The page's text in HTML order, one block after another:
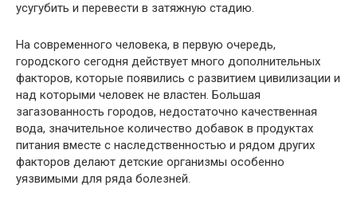
усугубить и перевести в затяжную стадию.
На современного человека, в первую очередь,
городского сегодня действует много дополнительных
факторов, которые появились с развитием цивилизации и
над которыми человек не властен. Большая
загазованность городов, недостаточно качественная
вода, значительное количество добавок в продуктах
питания вместе с наследственностью и рядом других
факторов делают детские организмы особенно
уязвимыми для ряда болезней.